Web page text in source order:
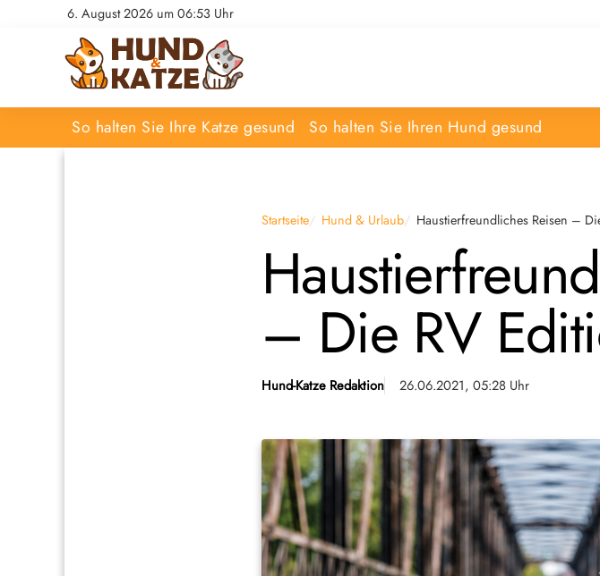
6. August 2026 um 06:53 Uhr
So halten Sie Ihre Katze gesund So halten Sie Ihren Hund gesund
Startseite Hund & Urlaub Haustierfreundliches Reisen –
– Die RV
Hund-Katze Redaktion 26.06.2021, 05:28 Uhr